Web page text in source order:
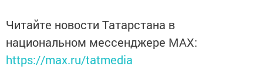
Читайте новости Татарстана в
национальном мессенджере MАХ:
https://max.ru/tatmedia